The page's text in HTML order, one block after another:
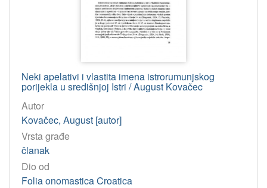
Neki apelativi i vlastita imena istrorumunjskog
porijekla u središnjoj Istri / August Kovačec
Autor
Kovačec, August [autor]
Vrsta građe
članak
Dio od
Folia onomastica Croatica